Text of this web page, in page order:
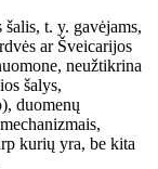
šalis, t. y. gavėjams,
ar Šveicarijos
neužtikrina
šalys,
duomenų
kurių yra, be kita